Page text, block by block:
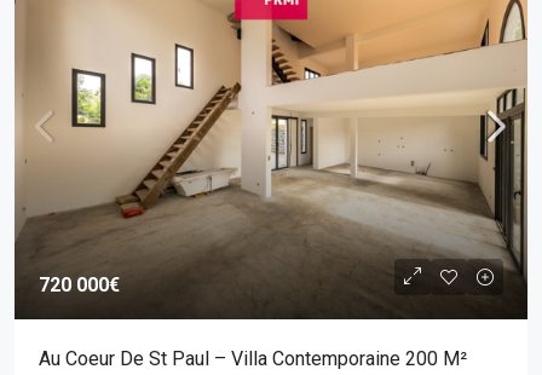
720 000€
Au Coeur De St Paul – Villa Contemporaine 200 M²